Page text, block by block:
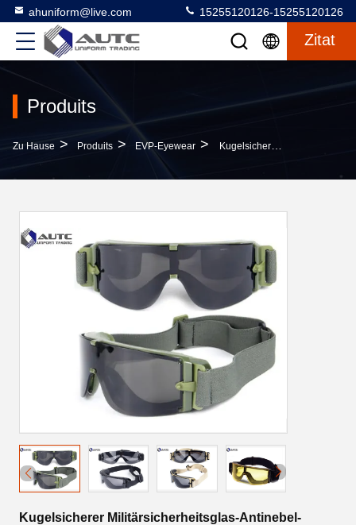
ahuniform@live.com 15255120126-15255120126
Zitat
Produits
Zu Hause > Produits > EVP-Eyewear > Kugelsicherer Militärsicherheitsglas-Antinebel-Bunter Einfacher Reinigungs-Mode-Entwurf
Kugelsicherer Militärsicherheitsglas-Antinebel-